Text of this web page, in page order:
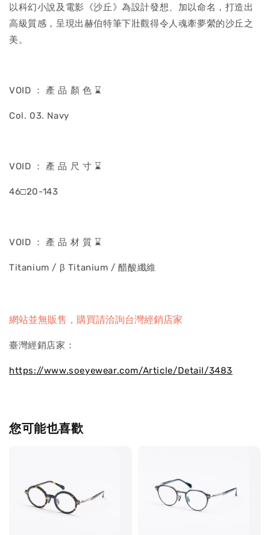
以科幻小說及電影《沙丘》為設計發想、加以命名，打造出
高級質感，呈現出赫伯特筆下壯觀得令人魂牽夢縈的沙丘之
美。
VOID ： 產 品 顏 色 ⌛
Col. 03. Navy
VOID ： 產 品 尺 寸 ⌛
46□20-143
VOID ： 產 品 材 質 ⌛
Titanium / β Titanium / 醋酸纖維
網站並無販售，購買請洽詢台灣經銷店家
臺灣經銷店家：
https://www.soeyewear.com/Article/Detail/3483
您可能也喜歡